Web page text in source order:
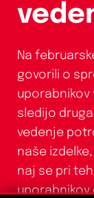
Na
govorili o
uporabnikov
sledijo
vedenje
naše
naj se pri
uporabnikov